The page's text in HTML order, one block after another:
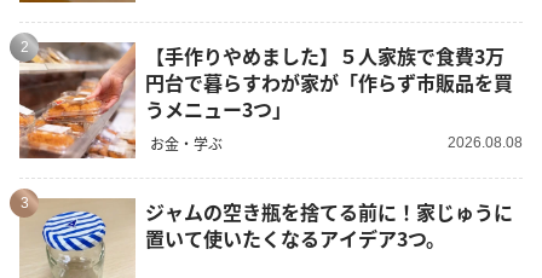
2
【手作りやめました】５人家族で食費3万
円台で暮らすわが家が「作らず市販品を買
うメニュー3つ」
お金・学ぶ 2026.08.08
3
ジャムの空き瓶を捨てる前に！家じゅうに
置いて使いたくなるアイデア3つ。